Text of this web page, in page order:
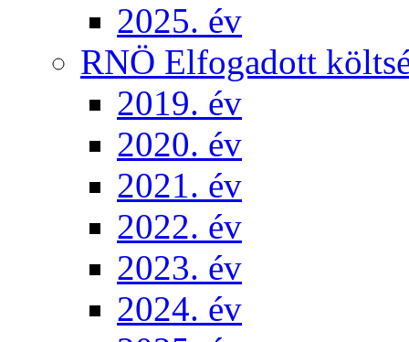
2025. év
RNÖ Elfogadott
2019. év
2020. év
2021. év
2022. év
2023. év
2024. év